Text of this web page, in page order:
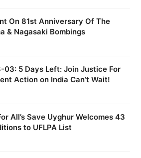
On 81st Anniversary Of The
& Nagasaki Bombings
03: 5 Days Left: Join Justice For
Action on India Can’t Wait!
All’s Save Uyghur Welcomes 43
to UFLPA List